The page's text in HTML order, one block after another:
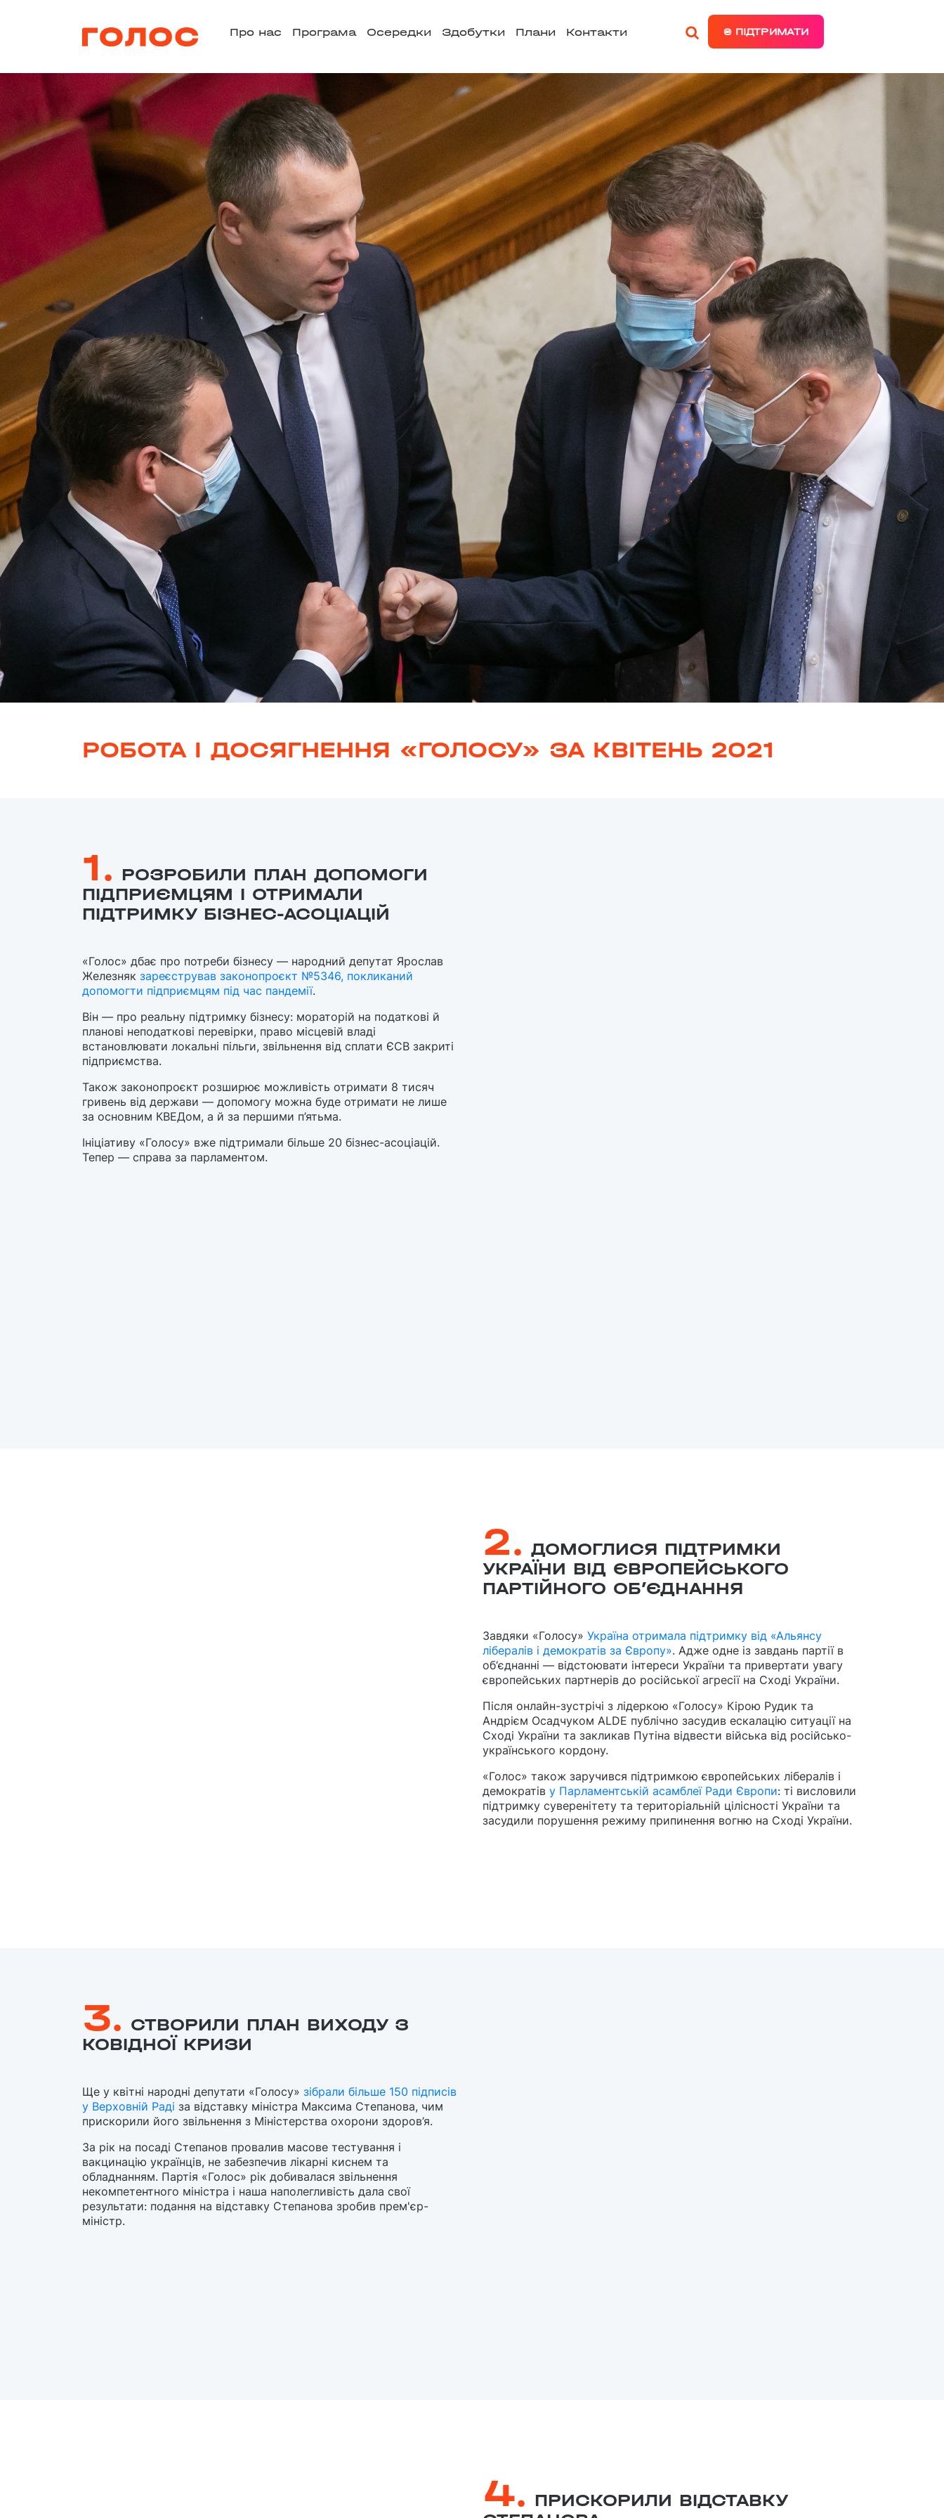
Про нас Програма Осередки Здобутки Плани Контакти ₴ ПІДТРИМАТИ
РОБОТА І ДОСЯГНЕННЯ «ГОЛОСУ» ЗА КВІТЕНЬ 2021
1. РОЗРОБИЛИ ПЛАН ДОПОМОГИ
ПІДПРИЄМЦЯМ І ОТРИМАЛИ
ПІДТРИМКУ БІЗНЕС-АСОЦІАЦІЙ
«Голос» дбає про потреби бізнесу — народний депутат Ярослав
Железняк зареєстрував законопроєкт №5346, покликаний
допомогти підприємцям під час пандемії.
Він — про реальну підтримку бізнесу: мораторій на податкові й
планові неподаткові перевірки, право місцевій владі
встановлювати локальні пільги, звільнення від сплати ЄСВ закриті
підприємства.
Також законопроєкт розширює можливість отримати 8 тисяч
гривень від держави — допомогу можна буде отримати не лише
за основним КВЕДом, а й за першими п’ятьма.
Ініціативу «Голосу» вже підтримали більше 20 бізнес-асоціацій.
Тепер — справа за парламентом.
2. ДОМОГЛИСЯ ПІДТРИМКИ
УКРАЇНИ ВІД ЄВРОПЕЙСЬКОГО
ПАРТІЙНОГО ОБ’ЄДНАННЯ
Завдяки «Голосу» Україна отримала підтримку від «Альянсу
лібералів і демократів за Європу». Адже одне із завдань партії в
об‘єднанні — відстоювати інтереси України та привертати увагу
європейських партнерів до російської агресії на Сході України.
Після онлайн-зустрічі з лідеркою «Голосу» Кірою Рудик та
Андрієм Осадчуком ALDE публічно засудив ескалацію ситуації на
Сході України та закликав Путіна відвести війська від російсько-
українського кордону.
«Голос» також заручився підтримкою європейських лібералів і
демократів у Парламентській асамблеї Ради Європи: ті висловили
підтримку суверенітету та територіальній цілісності України та
засудили порушення режиму припинення вогню на Сході України.
3. СТВОРИЛИ ПЛАН ВИХОДУ З
КОВІДНОЇ КРИЗИ
Ще у квітні народні депутати «Голосу» зібрали більше 150 підписів
у Верховній Раді за відставку міністра Максима Степанова, чим
прискорили його звільнення з Міністерства охорони здоров’я.
За рік на посаді Степанов провалив масове тестування і
вакцинацію українців, не забезпечив лікарні киснем та
обладнанням. Партія «Голос» рік добивалася звільнення
некомпетентного міністра і наша наполегливість дала свої
результати: подання на відставку Степанова зробив прем'єр-
міністр.
4. ПРИСКОРИЛИ ВІДСТАВКУ